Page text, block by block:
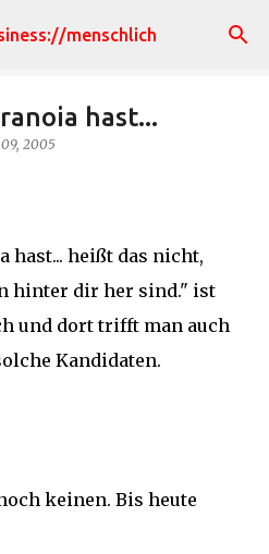
Hauptbereich
menschlich
hast...
2005
hast... heißt das nicht,
hinter dir her sind." ist
und dort trifft man auch
Kandidaten.
keinen. Bis heute